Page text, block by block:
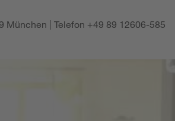
München | Telefon +49 89 12606-585